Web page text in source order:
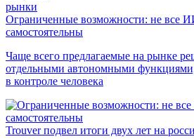
рынки
Ограниченные возможности: не все
самостоятельны
Чаще всего предлагаемые на рынке
отдельными автономными
в контроле человека
Trouver подвел итоги двух лет на